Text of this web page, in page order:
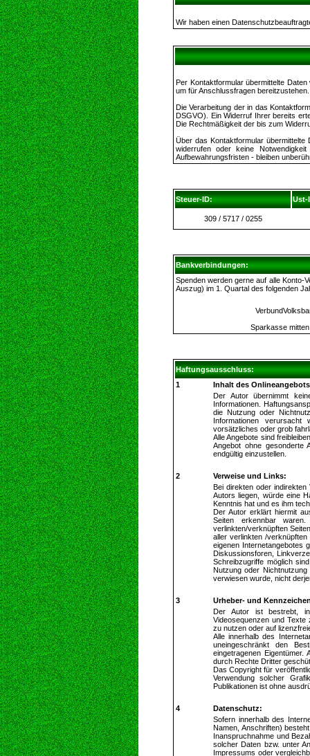
Wir haben einen
Per Kontaktformular übermittelte
um für Anschlussfragen
Die Verarbeitung der in das
DSGVO). Ein Widerruf Ihrer bereits
Die Rechtmäßigkeit der bis zum
Über das Kontaktformular
widerrufen oder keine
Aufbewahrungsfristen - bleiben
Steuer-ID: Ust-
309 / 5717 / 0255
Bankverbindungen:
Spenden werden gerne auf alle Konto-
Auszug) im 1. Quartal des folgenden
Sparkasse
Haftungsausschluss:
1
Inhalt des
Der Autor übernimmt
Informationen.
die Nutzung oder
Informationen
vorsätzliches oder grob
Alle Angebote sind
Angebot ohne gesonderte
endgültig einzustellen.
2
Verweise und Links:
Bei direkten oder
Autors liegen, würde eine
Kenntnis hat und es ihm
Der Autor erklärt hiermit
Seiten erkennbar
verlinkten/verknüpften
aller verlinkten /
eigenen Internetangebotes
Diskussionsforen,
Schreibzugriffe möglich
Nutzung oder
verwiesen wurde, nicht
3
Urheber- und
Der Autor ist bestrebt, in
Videosequenzen und Texte
zu nutzen oder auf
Alle innerhalb des
uneingeschränkt den
eingetragenen
durch Rechte Dritter
Das Copyright für
Verwendung solcher
Publikationen ist ohne
4
Datenschutz:
Sofern innerhalb des
Namen, Anschriften)
Inanspruchnahme und
solcher Daten bzw. unter
Impressums oder